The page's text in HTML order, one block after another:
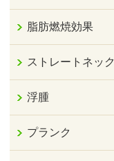
脂肪燃焼効果
ストレートネック
浮腫
プランク